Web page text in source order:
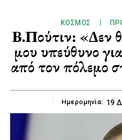
ΚΌΣΜΟΣ
Β.Πούτιν: «Δεν
μου υπεύθυνο
από τον πόλεμο
Ημερομηνία: 19